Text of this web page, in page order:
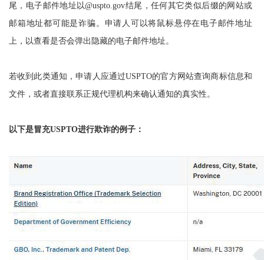
尾，电子邮件地址以@uspto.gov结尾，任何其它类似后缀的网站或
邮箱地址都可能是诈骗。申请人可以将鼠标悬停在电子邮件地址
上，以查看是否会弹出隐藏的电子邮件地址。
若收到此类通知，申请人应通过USPTO的官方网站查询商标信息和
文件，或者直接联系正规代理机构来确认通知的真实性。
以下是冒充USPTO进行欺诈的例子：